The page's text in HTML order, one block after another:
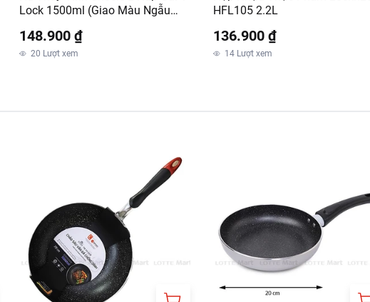
Lock 1500ml (Giao Màu Ngẫu
148.900 ₫
20 Lượt xem
HFL105 2.2L
136.900 ₫
14 Lượt xem